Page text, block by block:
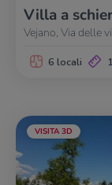
Villa a
Vejano, Via delle
6 locali
VISITA 3D